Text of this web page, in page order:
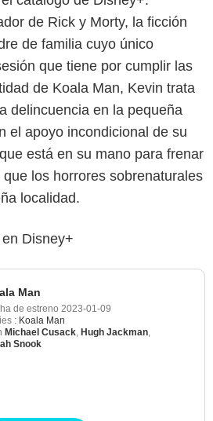
de Rick y Morty, la ficción
de familia cuyo único
que tiene por cumplir las
de Koala Man, Kevin trata
delincuencia en la pequeña
el apoyo incondicional de su
está en su mano para frenar
los horrores sobrenaturales
localidad.
Disney+
Man
de estreno 2023-01-09
: Koala Man
Michael Cusack, Hugh Jackman,
Snook